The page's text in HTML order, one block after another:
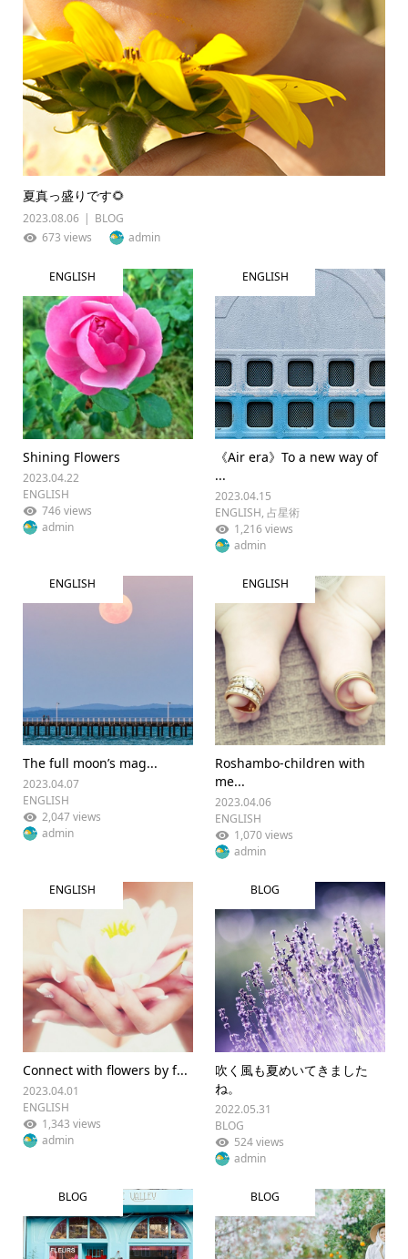
夏真っ盛りです🌻
2023.08.06
BLOG
673 views
admin
ENGLISH
Shining Flowers
2023.04.22
ENGLISH
746 views
admin
ENGLISH
《Air era》To a new way of
...
2023.04.15
ENGLISH,占星術
1,216 views
admin
ENGLISH
The full moon’s mag...
2023.04.07
ENGLISH
2,047 views
admin
ENGLISH
Roshambo-children with
me...
2023.04.06
ENGLISH
1,070 views
admin
ENGLISH
Connect with flowers by f...
2023.04.01
ENGLISH
1,343 views
admin
BLOG
吹く風も夏めいてきました
ね。
2022.05.31
BLOG
524 views
admin
BLOG BLOG